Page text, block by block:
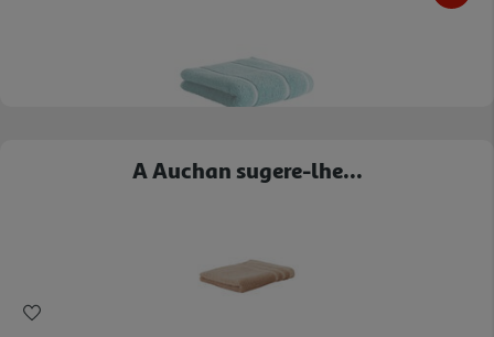
Toalha De Mãos Barra Actuel Algodão 480g/m2 Verde 50x100cm
Indisponível online
A Auchan sugere-lhe...